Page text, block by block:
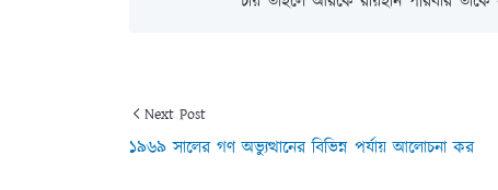
Next Post
১৯৬৯ সালের গণ অভ্যুত্থানের বিভিন্ন পর্যায় আলোচনা কর